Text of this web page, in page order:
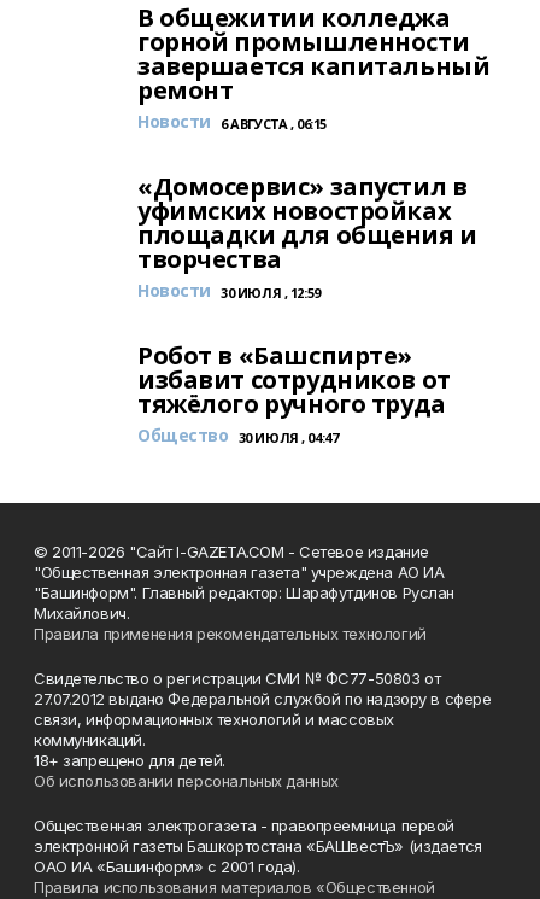
В общежитии колледжа
горной промышленности
завершается капитальный
ремонт
Новости 6 АВГУСТА , 06:15
«Домосервис» запустил в
уфимских новостройках
площадки для общения и
творчества
Новости 30 ИЮЛЯ , 12:59
Робот в «Башспирте»
избавит сотрудников от
тяжёлого ручного труда
Общество 30 ИЮЛЯ , 04:47
© 2011-2026 "Сайт I-GAZETA.COM - Сетевое издание
"Общественная электронная газета" учреждена АО ИА
"Башинформ". Главный редактор: Шарафутдинов Руслан
Михайлович.
Правила применения рекомендательных технологий
Свидетельство о регистрации СМИ № ФС77-50803 от
27.07.2012 выдано Федеральной службой по надзору в сфере
связи, информационных технологий и массовых
коммуникаций.
18+ запрещено для детей.
Об использовании персональных данных
Общественная электрогазета - правопреемница первой
электронной газеты Башкортостана «БАШвестЪ» (издается
ОАО ИА «Башинформ» с 2001 года).
Правила использования материалов «Общественной